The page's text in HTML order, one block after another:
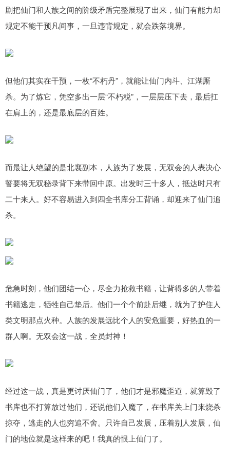
剧把仙门和人族之间的阶级矛盾完整展现了出来，仙门有能力却
规定不能干预凡间事，一旦违背规定，就会跌落境界。
但他们其实在干预，一枚“不朽丹”，就能让仙门内斗、江湖厮
杀。为了炼它，凭空多出一层“不朽税”，一层层压下去，最后扛
在肩上的，还是最底层的百姓。
而最让人绝望的是北襄副本，人族为了发展，无双会的人表决心
誓要将无双秘录背下来带回中原。出发时三十多人，抵达时只有
二十来人。好不容易进入到四全书库分工背诵，却迎来了仙门追
杀。
危急时刻，他们团结一心，尽全力抢救书籍，让背得多的人带着
书籍逃走，牺牲自己垫后。他们一个个前赴后继，就为了护住人
类文明那点火种。人族的发展远比个人的安危重要，好热血的一
群人啊。无双会这一战，全员封神！
经过这一战，真是更讨厌仙门了，他们才是邪魔歪道，就算毁了
书库也不打算放过他们，还说他们入魔了，在书库关上门来烧杀
掠夺，逃走的人也穷追不舍。只许自己发展，压着别人发展，仙
门的地位就是这样来的吧！我真的恨上仙门了。